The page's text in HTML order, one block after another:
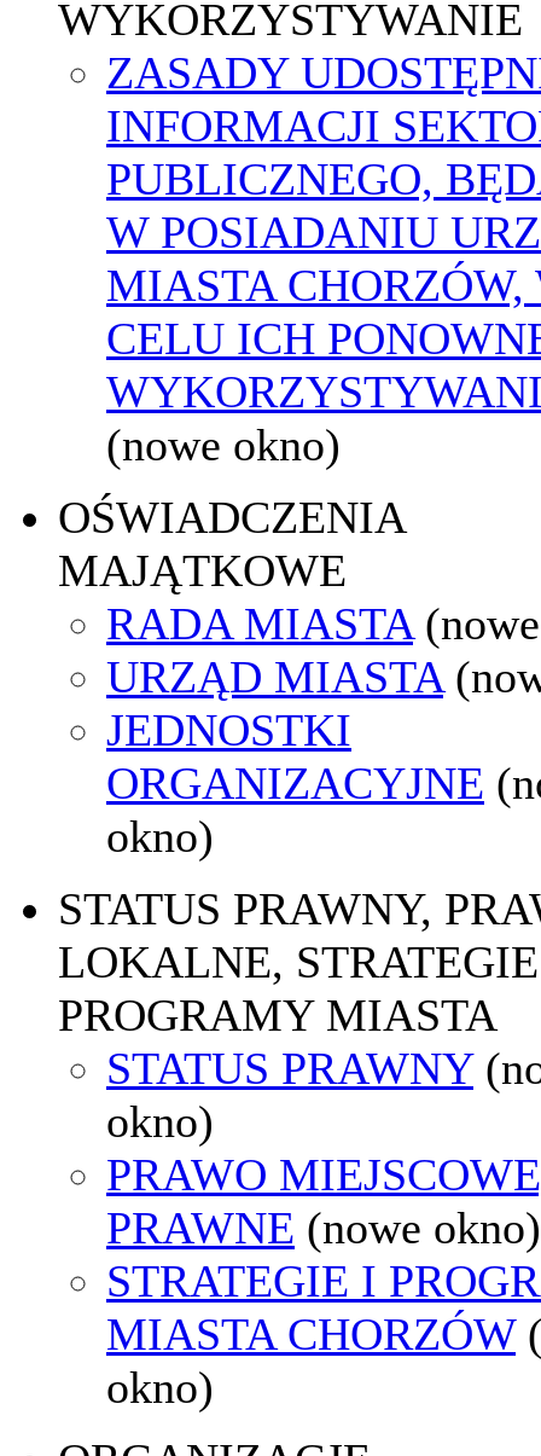
WYKORZYSTYWANIE
ZASADY
INFORMACJI
PUBLICZNEGO,
W POSIADANIU
MIASTA CHORZÓW,
CELU ICH
(nowe okno)
OŚWIADCZENIA
MAJĄTKOWE
RADA MIASTA
URZĄD MIASTA
JEDNOSTKI
ORGANIZACYJNE
okno)
STATUS PRAWNY,
LOKALNE,
PROGRAMY MIASTA
STATUS PRAWNY
okno)
PRAWO
PRAWNE (nowe okno)
STRATEGIE I
MIASTA CHORZÓW
okno)